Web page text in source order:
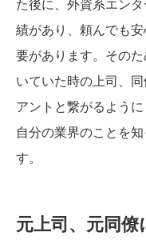
た後に、外資系エン
績があり、頼んでも
要があります。その
いていた時の上司、
アントと繋がるよう
自分の業界のことを
す。
元上司、元同